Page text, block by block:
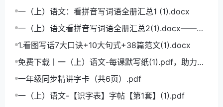
学生打造的笔顺练习宝典
一（上）语文：看拼音写词语全册汇总1 (1).docx
一（上）语文看拼音写词语全册汇总2(1).docx——小
学语文拼音学习的必备利器
1.看图写话7大口诀+10大句式+38篇范文(1).docx
免费下载丨一（上）语文-每课默写纸(1).pdf，助力小
学语文成绩飞跃
一年级同步精讲字卡（共6页）.pdf
一（上）语文-【识字表】字帖【第1套】(1).pdf